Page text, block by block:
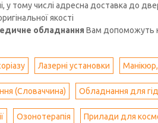
у тому числі адресна доставка до
якості
обладнання Вам допоможуть
Лазерні установки
(Словаччина) Обладнання для
Озонотерапія Прилади для